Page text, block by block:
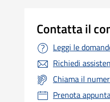
Contatta il
Leggi le
Richiedi
Chiama il
Prenota